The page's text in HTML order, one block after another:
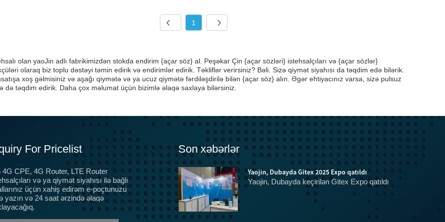
1
olan yaoJin adlı fabrikimizdən stokda endirim {açar söz} al. Peşəkar Çin {açar sözləri} istehsalçıları və {açar sözlər}
olaraq biz toplu dəstəyi təmin edirik və endirimlər edirik. Təkliflər verirsiniz? Bəli. Sizə qiymət siyahısı da təqdim edə bilərik.
xoş gəlmisiniz və aşağı qiymətə və ya ucuz qiymətə fərdiləşdirilə bilən {açar söz} alın. Əgər ehtiyacınız varsa, sizə pulsuz
də təqdim edirik. Daha çox məlumat üçün bizimlə əlaqə saxlaya bilərsiniz.
For Pricelist
4G CPE, 4G Router, LTE Router
və ya qiymət siyahısı ilə bağlı
üçün xahiş edirəm e-poçtunuzu
yazın və 24 saat ərzində əlaqə
Son xəbərlər
5G optik lif, ev genişzolaqlı üçün 5G CPE terminalları,
CPE avadanlıq sertifikatı, SRRC, CTA əvəz etmək
üzrədir
Əslində, bir çox insan 3G və 4G dövründə CPE
avadanlığından istifadə etdi, sadəcə bu cür MIFI.
Yaojin, Dubayda Gitex 2025 Expo qatıldı
Yaojin, Dubayda keçirilən Gitex Expo qatıldı